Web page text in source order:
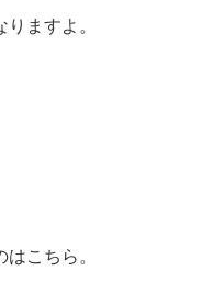
ますよ。
こちら。